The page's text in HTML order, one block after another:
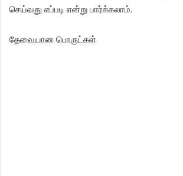
செய்வது எப்படி என்று பார்க்கலாம்.
தேவையான பொருட்கள்